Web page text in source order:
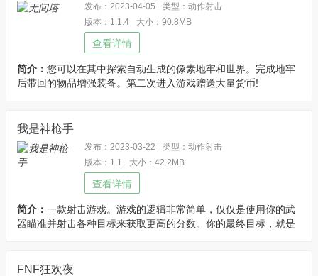
发布：2023-04-05
类型：动作射击
版本：1.1.4
大小：90.8MB
查看详情
简介： 您可以在其中探索自动生成的像素地牢和世界。完成地牢
后带回的物品增强装备。第二次进入游戏赠送大量货币!
我是神枪手
发布：2023-03-22
类型：动作射击
版本：1.1
大小：42.2MB
查看详情
简介： 一款射击游戏。游戏的逻辑非常简单，仅仅是使用你的武
器瞄准并射击各种目标来获取更高的分数。你的最终目标，就是
FNF狂欢夜